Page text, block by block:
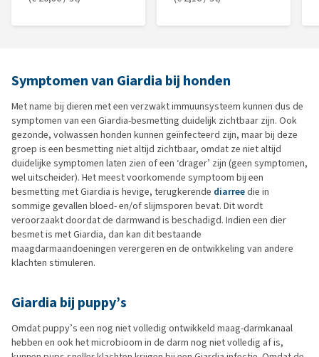
Symptomen van Giardia bij honden
Met name bij dieren met een verzwakt immuunsysteem kunnen dus de
symptomen van een Giardia-besmetting duidelijk zichtbaar zijn. Ook
gezonde, volwassen honden kunnen geïnfecteerd zijn, maar bij deze
groep is een besmetting niet altijd zichtbaar, omdat ze niet altijd
duidelijke symptomen laten zien of een ‘drager’ zijn (geen symptomen,
wel uitscheider). Het meest voorkomende symptoom bij een
besmetting met Giardia is hevige, terugkerende diarreedie in
sommige gevallen bloed- en/of slijmsporen bevat. Dit wordt
veroorzaakt doordat de darmwand is beschadigd. Indien een dier
besmet is met Giardia, dan kan dit bestaande
maagdarmaandoeningen verergeren en de ontwikkeling van andere
klachten stimuleren.
Giardia bij puppy’s
Omdat puppy’s een nog niet volledig ontwikkeld maag-darmkanaal
hebben en ook het microbioom in de darm nog niet volledig af is,